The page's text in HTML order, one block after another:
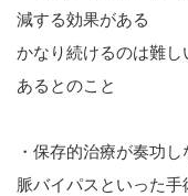
減する効果がある
かなり続けるのは難
あるとのこと
・保存的治療が奏功
脈バイパスといった手